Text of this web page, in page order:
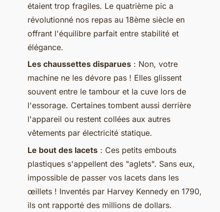
étaient trop fragiles. Le quatrième pic a
révolutionné nos repas au 18ème siècle en
offrant l'équilibre parfait entre stabilité et
élégance.
Les chaussettes disparues : Non, votre
machine ne les dévore pas ! Elles glissent
souvent entre le tambour et la cuve lors de
l'essorage. Certaines tombent aussi derrière
l'appareil ou restent collées aux autres
vêtements par électricité statique.
Le bout des lacets : Ces petits embouts
plastiques s'appellent des "aglets". Sans eux,
impossible de passer vos lacets dans les
œillets ! Inventés par Harvey Kennedy en 1790,
ils ont rapporté des millions de dollars.